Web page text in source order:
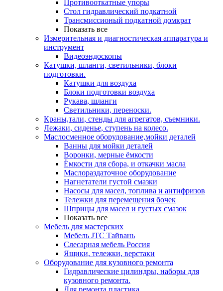
Противооткатные упоры
Стол гидравлический подкатной
Трансмиссионый подкатной домкрат
Показать все
Измерительная и диагностическая аппаратура и
инструмент
Видеоэндоскопы
Катушки, шланги, светильники, блоки
подготовки.
Катушки для воздуха
Блоки подготовки воздуха
Рукава, шланги
Светильники, переноски.
Краны,тали, стенды для агрегатов, съемники.
Лежаки, сиденье, ступень на колесо.
Маслосменное оборудование,мойки деталей
Ванны для мойки деталей
Воронки, мерные ёмкости
Ёмкости для сбора, и откачки масла
Маслораздаточное оборудование
Нагнетатели густой смазки
Насосы для масел, топлива и антифризов
Тележки для перемещения бочек
Шприцы для масел и густых смазок
Показать все
Мебель для мастерских
Мебель JTC Тайвань
Слесарная мебель Россия
Ящики, тележки, верстаки
Оборудование для кузовного ремонта
Гидравлические цилиндры, наборы для
кузовного ремонта.